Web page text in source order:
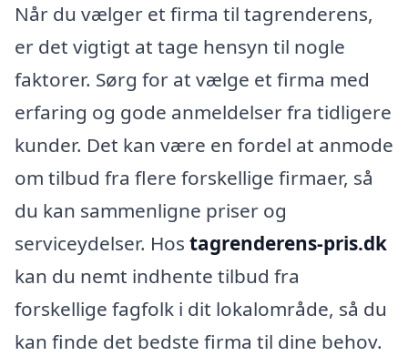
Når du vælger et firma til tagrenderens,
er det vigtigt at tage hensyn til nogle
faktorer. Sørg for at vælge et firma med
erfaring og gode anmeldelser fra tidligere
kunder. Det kan være en fordel at anmode
om tilbud fra flere forskellige firmaer, så
du kan sammenligne priser og
serviceydelser. Hos tagrenderens-pris.dk
kan du nemt indhente tilbud fra
forskellige fagfolk i dit lokalområde, så du
kan finde det bedste firma til dine behov.